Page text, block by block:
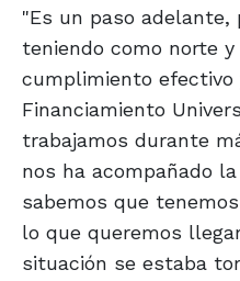
"Es un paso adelante,
teniendo como norte
cumplimiento
Financiamiento
trabajamos durante
nos ha acompañado
sabemos que
lo que queremos
situación se estaba